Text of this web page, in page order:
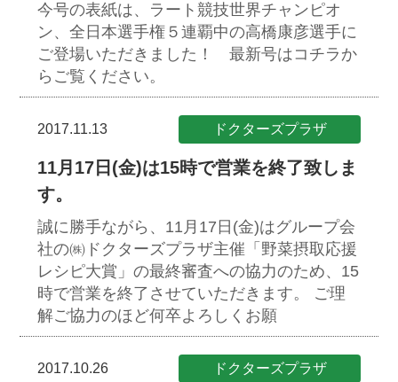
今号の表紙は、ラート競技世界チャンピオ
ン、全日本選手権５連覇中の高橋康彦選手に
ご登場いただきました！ 最新号はコチラか
らご覧ください。
2017.11.13 ドクターズプラザ
11月17日(金)は15時で営業を終了致しま
す。
誠に勝手ながら、11月17日(金)はグループ会
社の㈱ドクターズプラザ主催「野菜摂取応援
レシピ大賞」の最終審査への協力のため、15
時で営業を終了させていただきます。
ご理
解ご協力のほど何卒よろしくお願
2017.10.26 ドクターズプラザ